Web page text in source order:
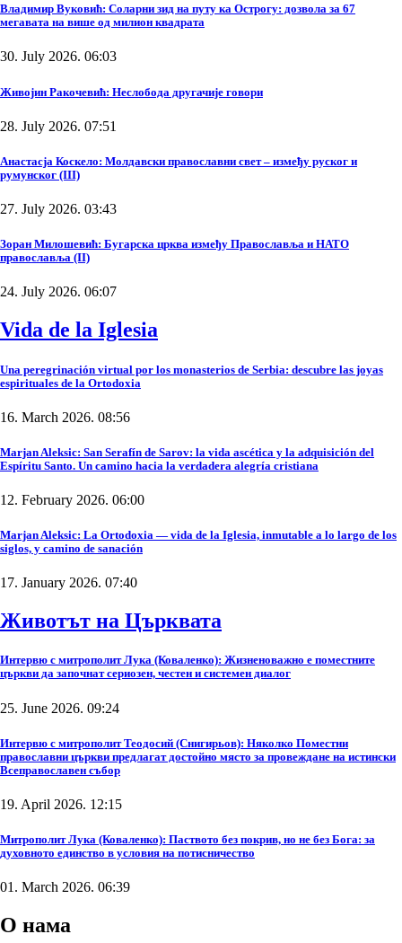
Владимир Вуковић: Соларни зид на путу ка Острогу: дозвола за 67
мегавата на више од милион квадрата
30. July 2026. 06:03
Живојин Ракочевић: Неслобода другачије говори
28. July 2026. 07:51
Анастасја Коскело: Молдавски православни свет – између руског и
румунског (III)
27. July 2026. 03:43
Зоран Милошевић: Бугарска црква између Православља и НАТО
православља (II)
24. July 2026. 06:07
Vida de la Iglesia
Una peregrinación virtual por los monasterios de Serbia: descubre las joyas
espirituales de la Ortodoxia
16. March 2026. 08:56
Marjan Aleksic: San Serafín de Sarov: la vida ascética y la adquisición del
Espíritu Santo. Un camino hacia la verdadera alegría cristiana
12. February 2026. 06:00
Marjan Aleksic: La Ortodoxia — vida de la Iglesia, inmutable a lo largo de los
siglos, y camino de sanación
17. January 2026. 07:40
Животът на Църквата
Интервю с митрополит Лука (Коваленко): Жизненоважно е поместните
църкви да започнат сериозен, честен и системен диалог
25. June 2026. 09:24
Интервю с митрополит Теодосий (Снигирьов): Няколко Поместни
православни църкви предлагат достойно място за провеждане на истински
Всеправославен събор
19. April 2026. 12:15
Митрополит Лука (Коваленко): Паството без покрив, но не без Бога: за
духовното единство в условия на потисничество
01. March 2026. 06:39
О нама